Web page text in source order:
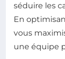
séduire les
En
vous
une équipe